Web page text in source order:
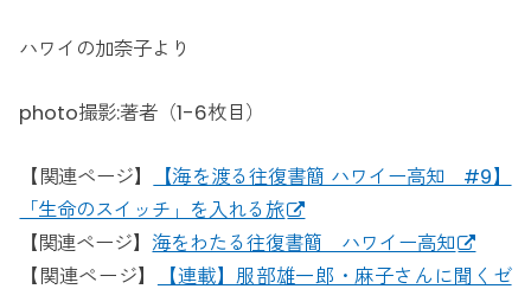
ハワイの加奈子より
photo撮影:著者（1-6枚目）
【関連ページ】
【海を渡る往復書簡 ハワイー高知 #9】
「生命のスイッチ」を入れる旅
【関連ページ】 海をわたる往復書簡 ハワイー高知
【関連ページ】
【連載】服部雄一郎・麻子さんに聞くゼ